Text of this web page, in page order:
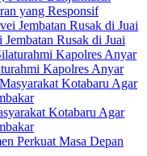
yang Responsif
Rusak di Juai
Kapolres Anyar
Kotabaru Agar